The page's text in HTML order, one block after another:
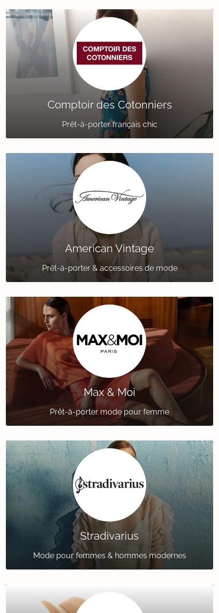
Comptoir des Cotonniers
Prêt-à-porter français chic
American Vintage
Prêt-à-porter & accessoires de mode
Max & Moi
Prêt-à-porter mode pour femme
Stradivarius
Mode pour femmes & hommes modernes